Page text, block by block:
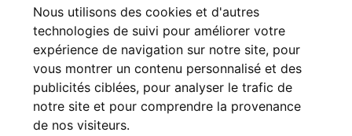
Nous utilisons des cookies et d'autres
technologies de suivi pour améliorer votre
expérience de navigation sur notre site, pour
vous montrer un contenu personnalisé et des
publicités ciblées, pour analyser le trafic de
notre site et pour comprendre la provenance
de nos visiteurs.